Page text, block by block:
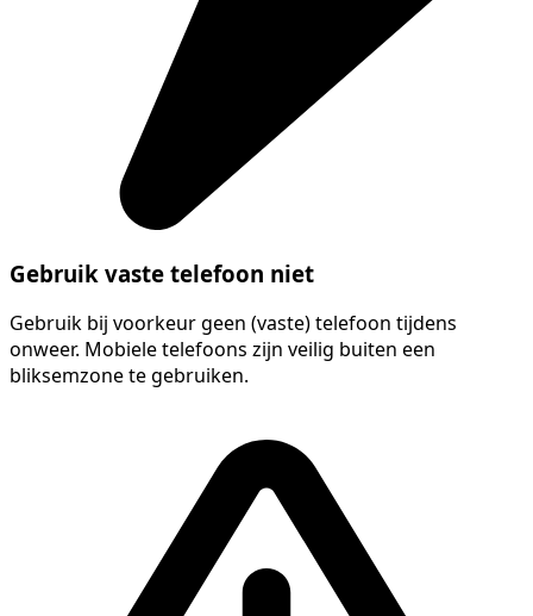
Gebruik vaste telefoon niet
Gebruik bij voorkeur geen (vaste) telefoon tijdens
onweer. Mobiele telefoons zijn veilig buiten een
bliksemzone te gebruiken.